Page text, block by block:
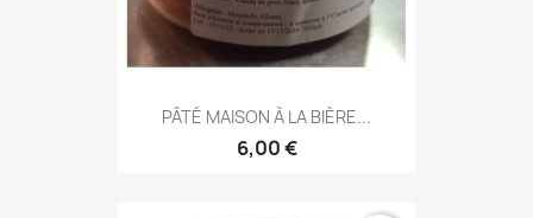
PÂTÉ MAISON À LA BIÈRE...
6,00 €